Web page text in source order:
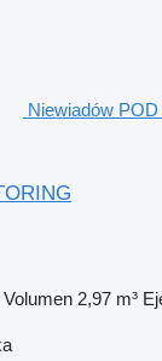
Niewiadów
Volumen 2,97 m³